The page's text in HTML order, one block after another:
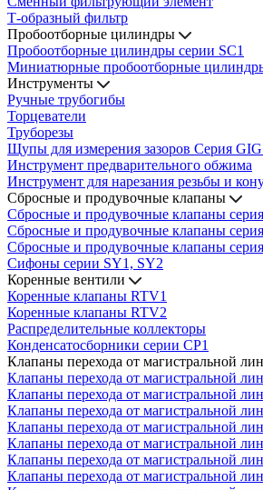
Т-образный фильтр
Пробоотборные цилиндры
Пробоотборные цилиндры серии SC1
Миниатюрные пробоотборные
Инструменты
Ручные трубогибы
Торцеватели
Труборезы
Щупы для измерения зазоров Cерия
Инструмент предварительного обжима
Инструмент для нарезания резьбы и
Сбросные и продувочные клапаны
Сбросные и продувочные клапаны
Сбросные и продувочные клапаны
Сбросные и продувочные клапаны
Сифоны серии SY1, SY2
Коренные вентили
Коренные клапаны RTV1
Коренные клапаны RTV2
Распределительные коллекторы
Конденсатосборники серии CP1
Клапаны перехода от магистральной
Клапаны перехода от магистральной
Клапаны перехода от магистральной
Клапаны перехода от магистральной
Клапаны перехода от магистральной
Клапаны перехода от магистральной
Клапаны перехода от магистральной
Клапаны перехода от магистральной